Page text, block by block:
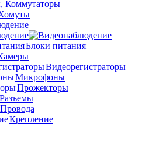
Коммутаторы
Блоки питания
Видеорегистраторы
Микрофоны
Прожекторы
Разъемы
Провода
Крепление